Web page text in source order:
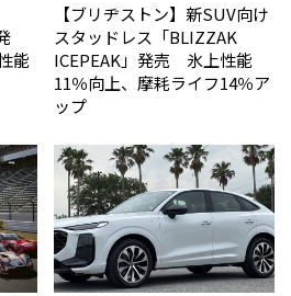
能
【ブリヂストン】新SUV向け
スタッドレス「BLIZZAK
ICEPEAK」発売 氷上性能
11％向上、摩耗ライフ14％ア
ップ